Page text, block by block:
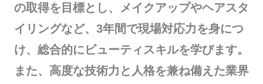
の取得を目標とし、メイクアップやヘアスタ
イリングなど、3年間で現場対応力を身につ
け、総合的にビューティスキルを学びます。
また、高度な技術力と人格を兼ね備えた業界